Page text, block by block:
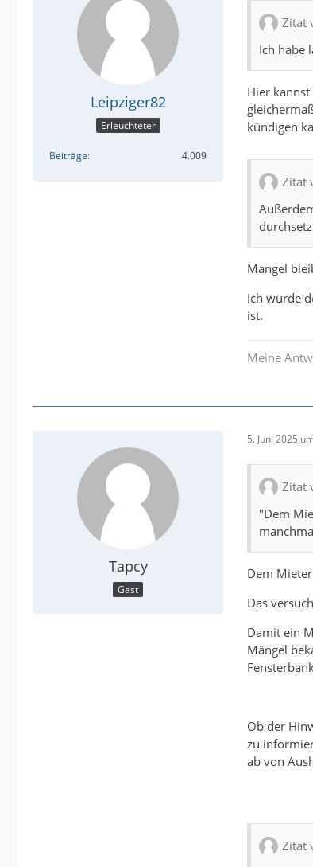
Leipziger82
Erleuchteter
Beiträge 4.009
Zitat
Ich habe
Hier
kündigen
Zitat
Mangel
Ich würde
ist.
Meine
Tapcy
Gast
5. Juni 2025
Zitat
"Dem
Dem
Das
Damit ein
Mängel
Ob der
zu
ab von
Zitat